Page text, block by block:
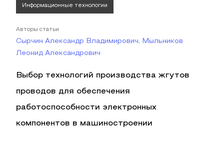
Информационные технологии
Авторы статьи
Сырчин Александр Владимирович, Мыльников
Леонид Александрович
Выбор технологий производства жгутов
проводов для обеспечения
работоспособности электронных
компонентов в машиностроении